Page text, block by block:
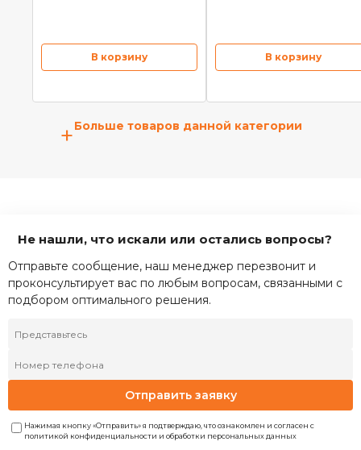
В корзину В корзину
+Больше товаров данной категории
Не нашли, что искали или остались вопросы?
Отправьте сообщение, наш менеджер перезвонит и
проконсультирует вас по любым вопросам, связанными с
подбором оптимального решения.
Отправить заявку
Нажимая кнопку «Отправить» я подтверждаю, что ознакомлен и согласен с
политикой конфиденциальности и обработки персональных данных